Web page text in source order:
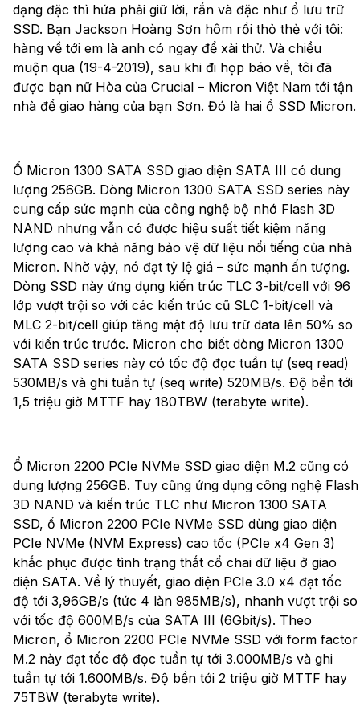
dạng đặc thì hứa phải giữ lời, rắn và đặc như ổ lưu trữ
SSD. Bạn Jackson Hoàng Sơn hôm rồi thỏ thẻ với tôi:
hàng về tới em là anh có ngay để xài thử. Và chiều
muộn qua (19-4-2019), sau khi đi họp báo về, tôi đã
được bạn nữ Hòa của Crucial – Micron Việt Nam tới tận
nhà để giao hàng của bạn Sơn. Đó là hai ổ SSD Micron.
Ổ Micron 1300 SATA SSD giao diện SATA III có dung
lượng 256GB. Dòng Micron 1300 SATA SSD series này
cung cấp sức mạnh của công nghệ bộ nhớ Flash 3D
NAND nhưng vẫn có được hiệu suất tiết kiệm năng
lượng cao và khả năng bảo vệ dữ liệu nổi tiếng của nhà
Micron. Nhờ vậy, nó đạt tỷ lệ giá – sức mạnh ấn tượng.
Dòng SSD này ứng dụng kiến trúc TLC 3-bit/cell với 96
lớp vượt trội so với các kiến trúc cũ SLC 1-bit/cell và
MLC 2-bit/cell giúp tăng mật độ lưu trữ data lên 50% so
với kiến trúc trước. Micron cho biết dòng Micron 1300
SATA SSD series này có tốc độ đọc tuần tự (seq read)
530MB/s và ghi tuần tự (seq write) 520MB/s. Độ bền tới
1,5 triệu giờ MTTF hay 180TBW (terabyte write).
Ổ Micron 2200 PCIe NVMe SSD giao diện M.2 cũng có
dung lượng 256GB. Tuy cũng ứng dụng công nghệ Flash
3D NAND và kiến trúc TLC như Micron 1300 SATA
SSD, ổ Micron 2200 PCIe NVMe SSD dùng giao diện
PCIe NVMe (NVM Express) cao tốc (PCIe x4 Gen 3)
khắc phục được tình trạng thắt cổ chai dữ liệu ở giao
diện SATA. Về lý thuyết, giao diện PCIe 3.0 x4 đạt tốc
độ tới 3,96GB/s (tức 4 làn 985MB/s), nhanh vượt trội so
với tốc độ 600MB/s của SATA III (6Gbit/s). Theo
Micron, ổ Micron 2200 PCIe NVMe SSD với form factor
M.2 này đạt tốc độ đọc tuần tự tới 3.000MB/s và ghi
tuần tự tới 1.600MB/s. Độ bền tới 2 triệu giờ MTTF hay
75TBW (terabyte write).